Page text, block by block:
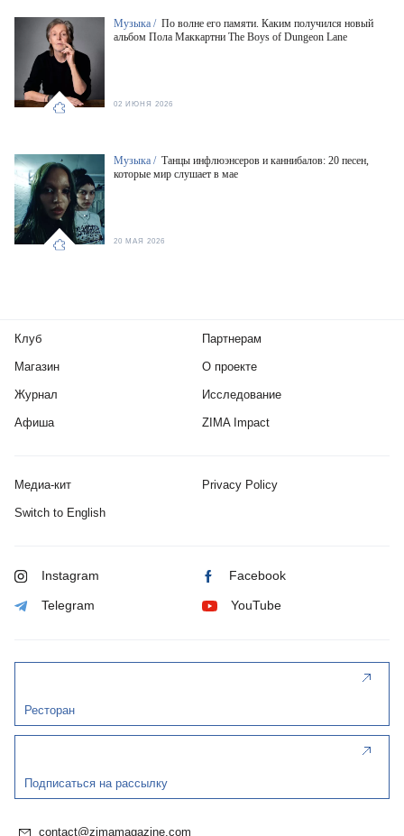
Музыка / По волне его памяти. Каким получился новый
альбом Пола Маккартни The Boys of Dungeon Lane
02 ИЮНЯ 2026
Музыка / Танцы инфлюэнсеров и каннибалов: 20 песен,
которые мир слушает в мае
20 МАЯ 2026
Клуб
Магазин
Журнал
Афиша
Партнерам
О проекте
Исследование
ZIMA Impact
Медиа-кит Privacy Policy
Switch to English
Instagram Facebook
Telegram YouTube
Ресторан
Подписаться на рассылку
contact@zimamagazine.com